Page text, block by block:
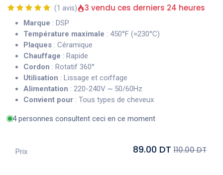
(1 avis) 3 vendu ces derniers 24 heures
Marque : DSP
Température maximale : 450°F (≈230°C)
Plaques : Céramique
Chauffage : Rapide
Cordon : Rotatif 360°
Utilisation : Lissage et coiffage
Alimentation : 220-240V ~ 50/60Hz
Convient pour : Tous types de cheveux
4 personnes consultent ceci en ce moment
Prix 89.00 DT 110.00 DT